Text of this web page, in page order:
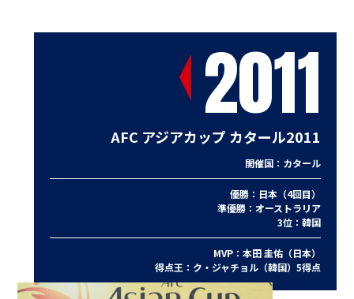
2011
AFC アジアカップ カタール2011
開催国：カタール
優勝：日本（4回目）
準優勝：オーストラリア
3位：韓国
MVP：本田 圭佑（日本）
得点王：ク・ジャチョル（韓国）5得点